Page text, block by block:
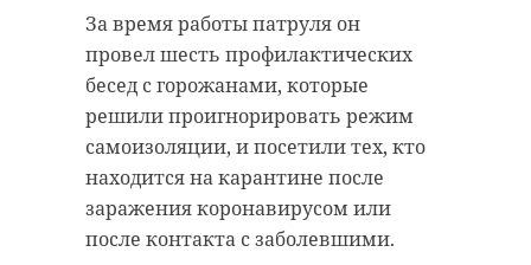
За время работы патруля он
провел шесть профилактических
бесед с горожанами, которые
решили проигнорировать режим
самоизоляции, и посетили тех, кто
находится на карантине после
заражения коронавирусом или
после контакта с заболевшими.
подбежали взволнованные
местные мальчишки. Дети
кричали, что рядом тонет собака.
Бравый корреспондент, не
раздумывая, кинулся на
помощь. Снял одежду и занырнул
в ледяную воду (на улице тогда
было -20). Собаку успешно
Впереди шпаклевка дома,
утепление пенькой,
антибиологическая и
противопожарная обработка.
гатчинский район